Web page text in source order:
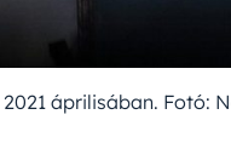
áprilisában. Fotó: